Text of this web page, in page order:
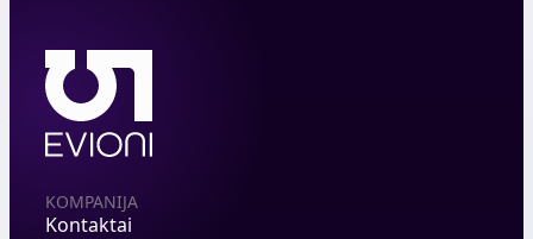
KOMPANIJA
Kontaktai